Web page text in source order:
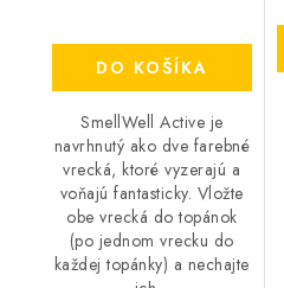
DO KOŠÍKA
SmellWell Active je
navrhnutý ako dve farebné
vrecká, ktoré vyzerajú a
voňajú fantasticky. Vložte
obe vrecká do topánok
(po jednom vrecku do
každej topánky) a nechajte